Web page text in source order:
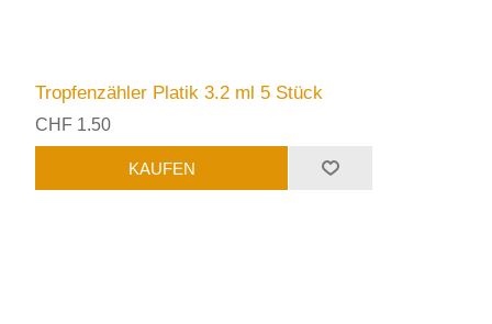
Tropfenzähler Platik 3.2 ml 5 Stück
CHF 1.50